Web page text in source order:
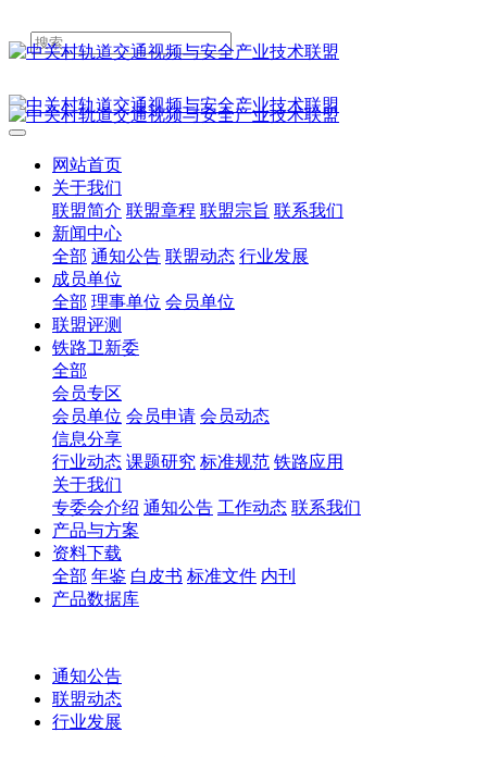
网站首页
关于我们
联盟简介 联盟章程 联盟宗旨 联系我们
新闻中心
全部 通知公告 联盟动态 行业发展
成员单位
全部 理事单位 会员单位
联盟评测
铁路卫新委
全部
会员专区
会员单位 会员申请 会员动态
信息分享
行业动态 课题研究 标准规范 铁路应用
关于我们
专委会介绍 通知公告 工作动态 联系我们
产品与方案
资料下载
全部 年鉴 白皮书 标准文件 内刊
产品数据库
通知公告
联盟动态
行业发展